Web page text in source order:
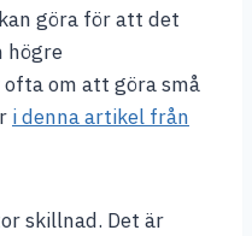
göra för att det
högre
om att göra små
i denna artikel från
skillnad. Det är